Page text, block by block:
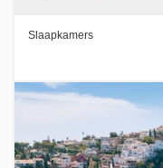
Slaapkamers